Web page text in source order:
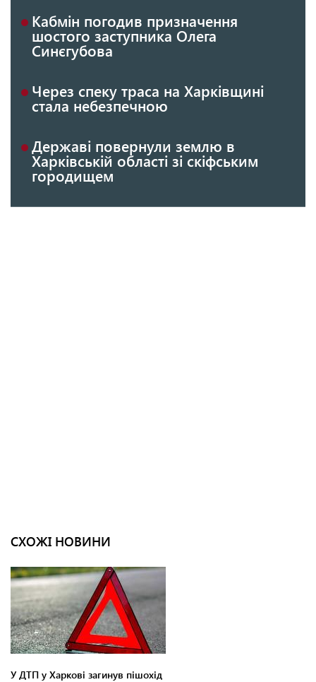
Кабмін погодив призначення
шостого заступника Олега
Синєгубова
Через спеку траса на Харківщині
стала небезпечною
Державі повернули землю в
Харківській області зі скіфським
городищем
СХОЖІ НОВИНИ
У ДТП у Харкові загинув пішохід